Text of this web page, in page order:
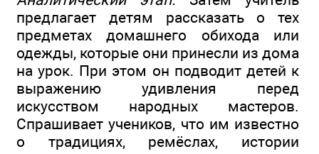
предлагает детям рассказать о тех
предметах домашнего обихода или
одежды, которые они принесли из дома
на урок. При этом он подводит детей к
выражению удивления перед
искусством народных мастеров.
Спрашивает учеников, что им известно
о традициях, ремёслах, истории